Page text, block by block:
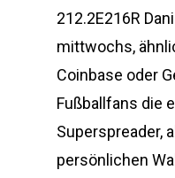
212.2E216R
mittwochs,
Coinbase oder
Fußballfans die
Superspreader,
persönlichen